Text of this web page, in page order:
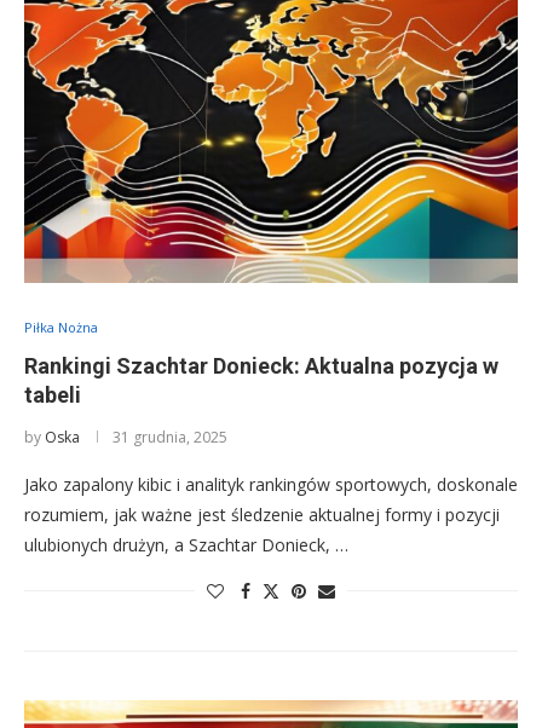
Piłka Nożna
Rankingi Szachtar Donieck: Aktualna pozycja w
tabeli
by Oska 31 grudnia, 2025
Jako zapalony kibic i analityk rankingów sportowych, doskonale
rozumiem, jak ważne jest śledzenie aktualnej formy i pozycji
ulubionych drużyn, a Szachtar Donieck, …